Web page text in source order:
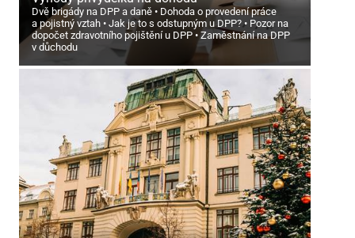
Dvě brigády na DPP a daně
Dohoda o provedení práce
a pojistný vztah
Jak je to s odstupným u DPP?
Pozor na
dopočet zdravotního pojištění u DPP
Zaměstnání na DPP
v důchodu